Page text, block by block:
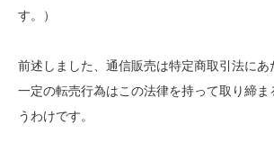
す。）
前述しました、通信販売は特定商取引法にあ
一定の転売行為はこの法律を持って取り締
うわけです。